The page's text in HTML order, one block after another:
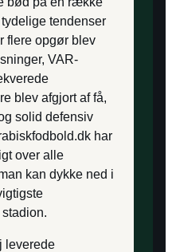
tendenser
flere opgør blev
VAR-
blev afgjort af få,
solid defensiv
har
over alle
kan dykke ned i
leverede